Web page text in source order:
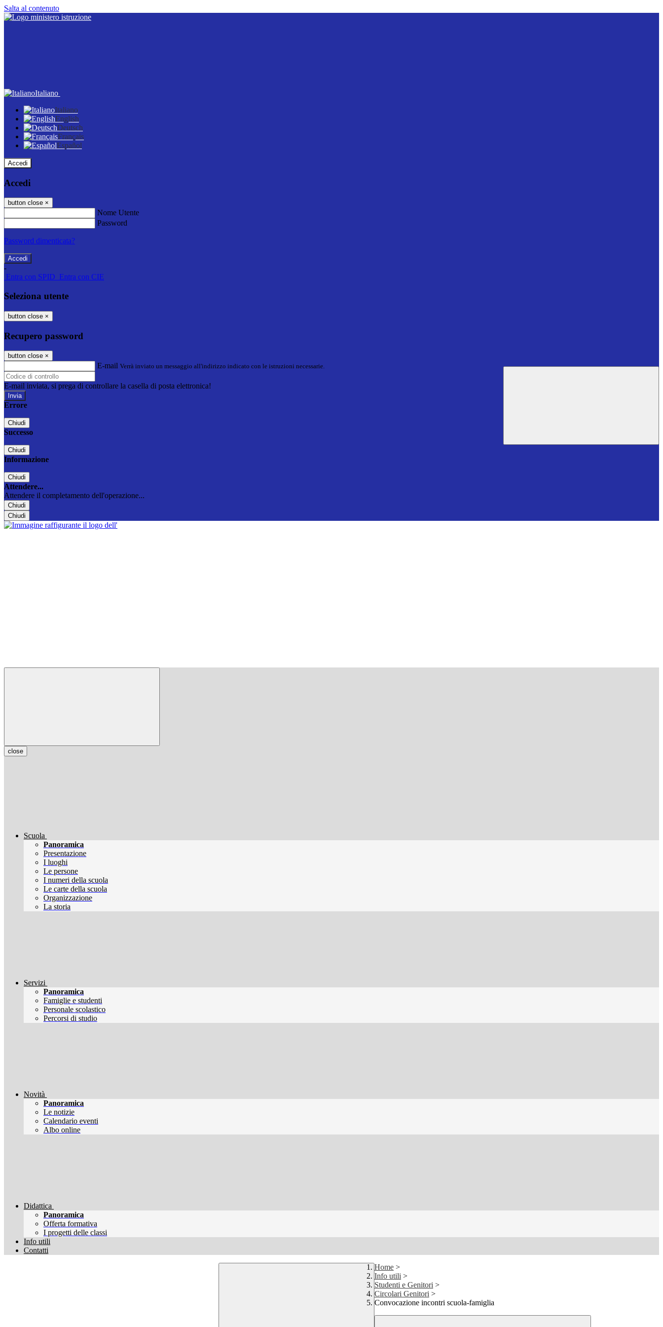
Salta al contenuto
Italiano
Italiano
English
Deutsch
Français
Español
Accedi
Accedi
button close ×
Nome Utente
Password
Password dimenticata?
-
Entra con SPID Entra con CIE
Seleziona utente
button close ×
Recupero password
button close ×
E-mail Verrà inviato un messaggio all'indirizzo indicato con le istruzioni necessarie.
E-mail inviata, si prega di controllare la casella di posta elettronica!
Errore
Chiudi
Successo
Chiudi
Informazione
Chiudi
Attendere...
Attendere il completamento dell'operazione...
Chiudi
Chiudi
close
Scuola
Panoramica
Presentazione
I luoghi
Le persone
I numeri della scuola
Le carte della scuola
Organizzazione
La storia
Servizi
Panoramica
Famiglie e studenti
Personale scolastico
Percorsi di studio
Novità
Panoramica
Le notizie
Calendario eventi
Albo online
Didattica
Panoramica
Offerta formativa
I progetti delle classi
Info utili
Contatti
Home >
Info utili >
Studenti e Genitori >
Circolari Genitori >
Convocazione incontri scuola-famiglia